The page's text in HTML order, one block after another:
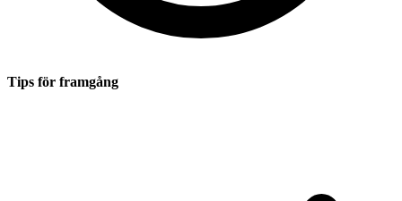
Tips för framgång